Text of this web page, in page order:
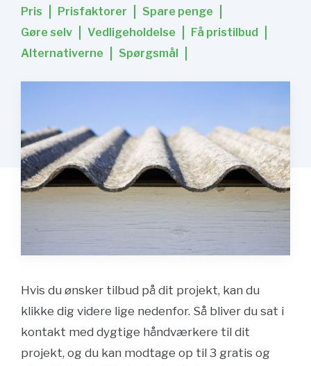
Pris Prisfaktorer
Spare penge
Gøre selv
Vedligeholdelse
Få pristilbud
Alternativerne
Spørgsmål
Hvis du ønsker tilbud på dit projekt, kan du
klikke dig videre lige nedenfor. Så bliver du sat i
kontakt med dygtige håndværkere til dit
projekt, og du kan modtage op til 3 gratis og